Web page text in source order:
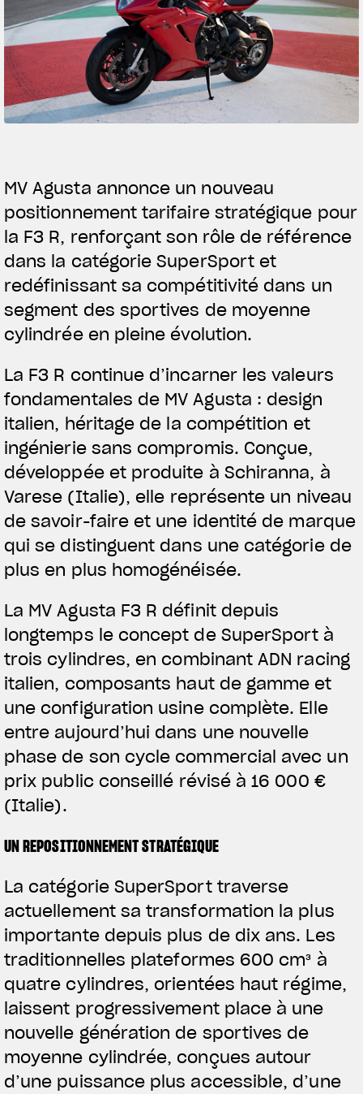
TITANIO COMING SOON
ABOUT
RUSH
SUPERVELOCE
Follow Us
INSTAGRAM
YOUTUBE
MV Agusta annonce un nouveau
positionnement tarifaire stratégique pour
la F3 R, renforçant son rôle de référence
dans la catégorie SuperSport et
redéfinissant sa compétitivité dans un
segment des sportives de moyenne
cylindrée en pleine évolution.
La F3 R continue d’incarner les valeurs
fondamentales de MV Agusta : design
italien, héritage de la compétition et
ingénierie sans compromis. Conçue,
développée et produite à Schiranna, à
Varese (Italie), elle représente un niveau
de savoir-faire et une identité de marque
qui se distinguent dans une catégorie de
plus en plus homogénéisée.
La MV Agusta F3 R définit depuis
longtemps le concept de SuperSport à
trois cylindres, en combinant ADN racing
italien, composants haut de gamme et
une configuration usine complète. Elle
entre aujourd’hui dans une nouvelle
phase de son cycle commercial avec un
prix public conseillé révisé à 16 000 €
(Italie).
UN REPOSITIONNEMENT STRATÉGIQUE
La catégorie SuperSport traverse
actuellement sa transformation la plus
importante depuis plus de dix ans. Les
traditionnelles plateformes 600 cm³ à
quatre cylindres, orientées haut régime,
laissent progressivement place à une
nouvelle génération de sportives de
moyenne cylindrée, conçues autour
d’une puissance plus accessible, d’une